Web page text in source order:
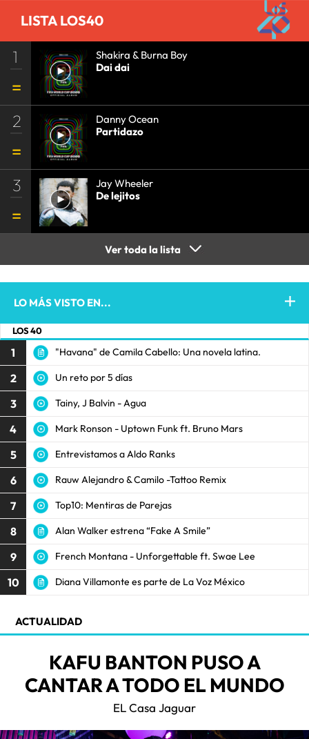
LISTA LOS40
1
Shakira & Burna Boy
Dai dai
2
Danny Ocean
Partidazo
3
Jay Wheeler
De lejitos
Ver toda la lista
LO MÁS VISTO EN...
LOS 40
1 "Havana" de Camila Cabello: Una novela latina.
2 Un reto por 5 días
3 Tainy, J Balvin - Agua
4 Mark Ronson - Uptown Funk ft. Bruno Mars
5 Entrevistamos a Aldo Ranks
6 Rauw Alejandro & Camilo -Tattoo Remix
7 Top10: Mentiras de Parejas
8 Alan Walker estrena “Fake A Smile”
9 French Montana - Unforgettable ft. Swae Lee
10 Diana Villamonte es parte de La Voz México
ACTUALIDAD
KAFU BANTON PUSO A
CANTAR A TODO EL MUNDO
EL Casa Jaguar